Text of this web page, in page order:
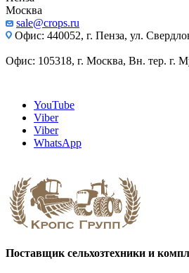
Москва
sale@crops.ru
Офис: 440052, г. Пенза, ул.
Офис: 105318, г. Москва, Вн. тер. г.
YouTube
Viber
Viber
WhatsApp
Поставщик сельхозтехники и